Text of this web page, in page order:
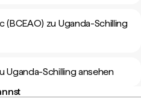
(BCEAO) zu Uganda-Schilling
Uganda-Schilling ansehen